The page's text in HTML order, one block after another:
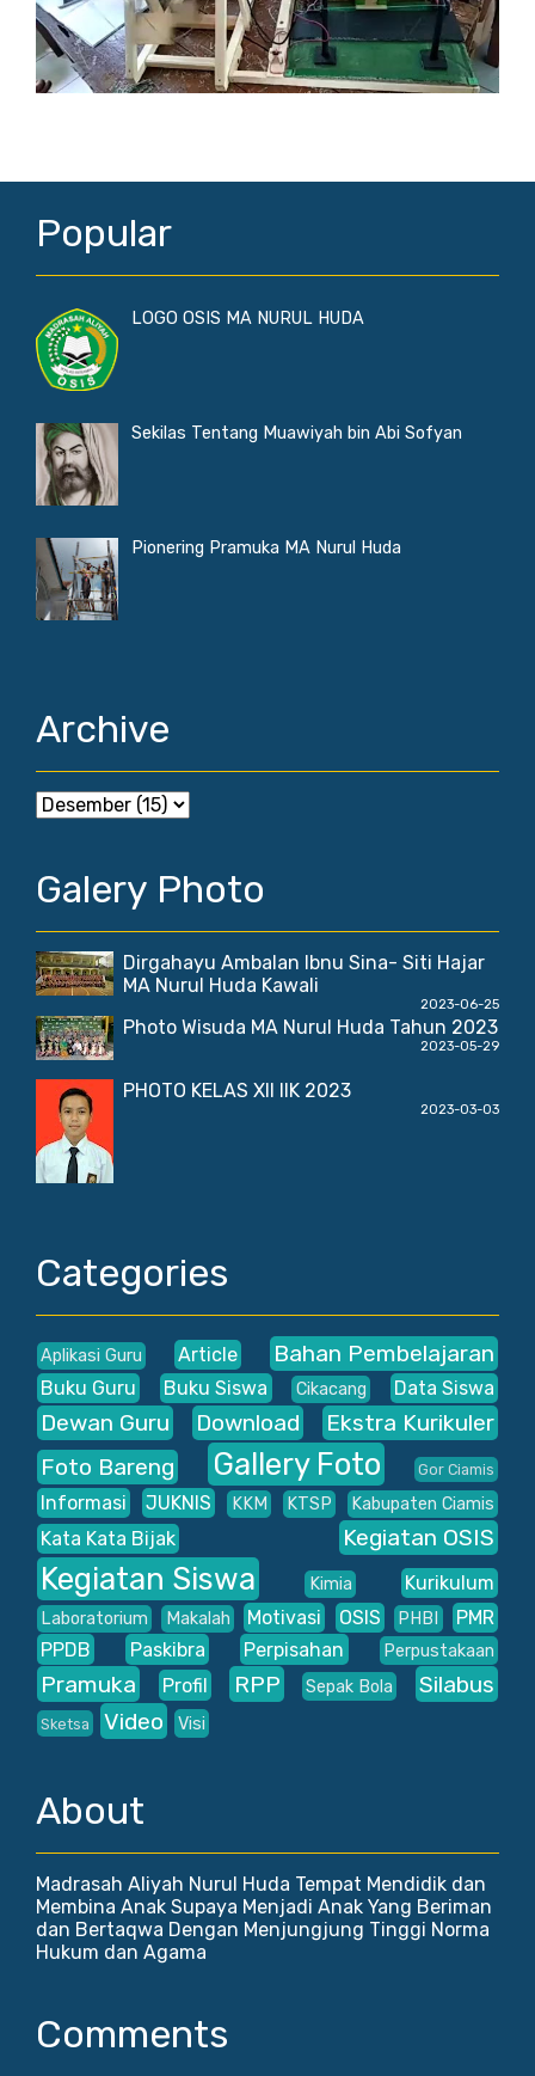
Popular
LOGO OSIS MA NURUL HUDA
Sekilas Tentang Muawiyah bin Abi Sofyan
Pionering Pramuka MA Nurul Huda
Archive
Galery Photo
Dirgahayu Ambalan Ibnu Sina- Siti Hajar
MA Nurul Huda Kawali
2023-06-25
Photo Wisuda MA Nurul Huda Tahun 2023
2023-05-29
PHOTO KELAS XII IIK 2023
2023-03-03
Categories
Aplikasi Guru Article Bahan Pembelajaran
Buku Guru Buku Siswa Cikacang Data Siswa
Dewan Guru Download
Ekstra Kurikuler
Foto Bareng
Gallery Foto Gor Ciamis
Informasi JUKNIS KKM KTSP Kabupaten Ciamis
Kata Kata Bijak Kegiatan OSIS
Kegiatan Siswa Kimia Kurikulum
Laboratorium Makalah Motivasi OSIS PHBI
PMR
PPDB
Paskibra Perpisahan Perpustakaan
Pramuka Profil RPP Sepak Bola Silabus
Sketsa Video Visi
About
Madrasah Aliyah Nurul Huda Tempat Mendidik dan
Membina Anak Supaya Menjadi Anak Yang Beriman
dan Bertaqwa Dengan Menjungjung Tinggi Norma
Hukum dan Agama
Comments